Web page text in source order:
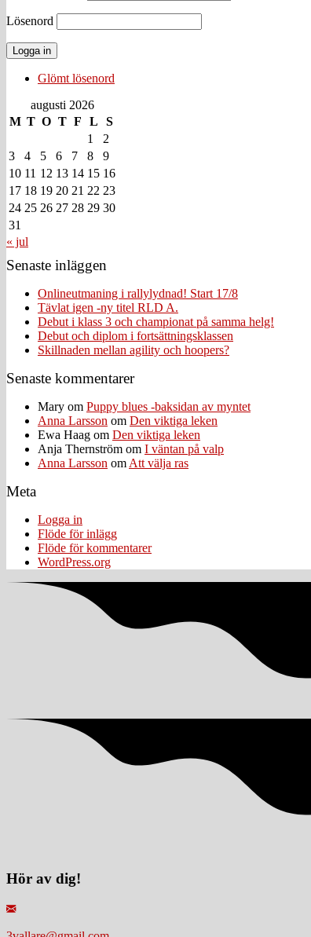
Lösenord
Glömt lösenord
augusti 2026
M T O T F L
S
1
2
3
4 5 6 7 8
9
10 11 12 13 14 15 16
17 18 19 20 21 22 23
24 25 26 27 28 29 30
31
« jul
Senaste inläggen
Onlineutmaning i rallylydnad! Start 17/8
Tävlat igen -ny titel RLD A.
Debut i klass 3 och championat på samma helg!
Debut och diplom i fortsättningsklassen
Skillnaden mellan agility och hoopers?
Senaste kommentarer
Mary om Puppy blues -baksidan av myntet
Anna Larsson om Den viktiga leken
Ewa Haag om Den viktiga leken
Anja Thernström om I väntan på valp
Anna Larsson om Att välja ras
Meta
Logga in
Flöde för inlägg
Flöde för kommentarer
WordPress.org
Hör av dig!